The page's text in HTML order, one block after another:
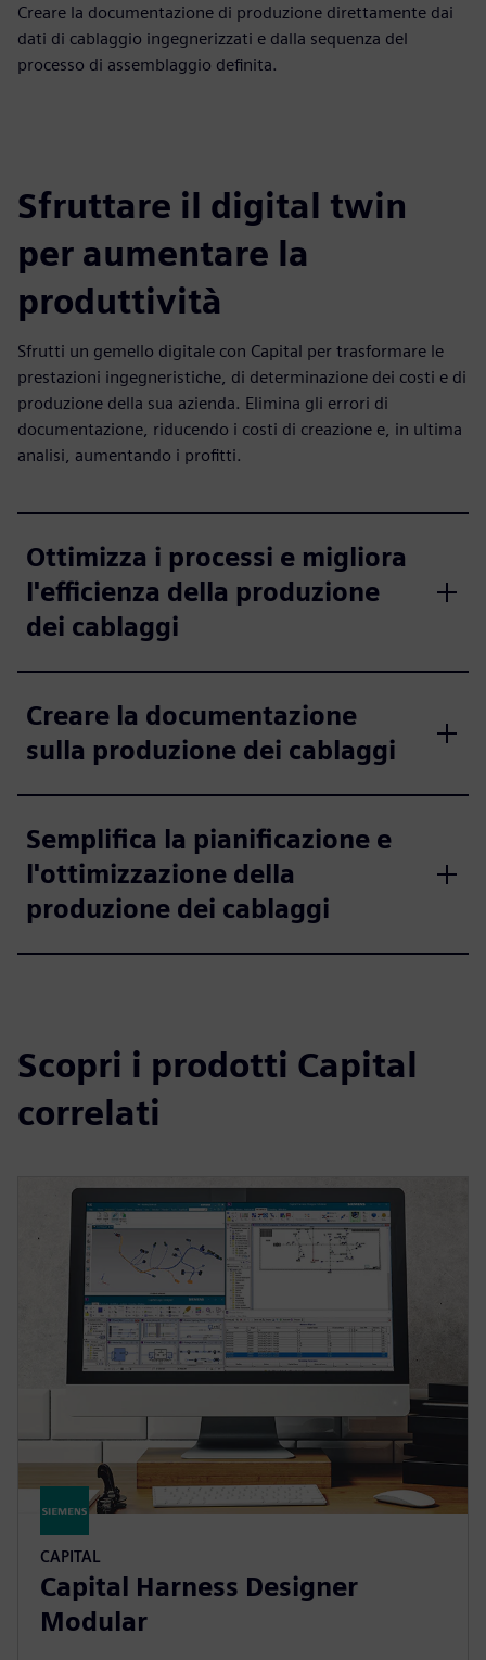
Creare la documentazione di produzione direttamente dai
dati di cablaggio ingegnerizzati e dalla sequenza del
processo di assemblaggio definita.
Sfruttare il digital twin
per aumentare la
produttività
Sfrutti un gemello digitale con Capital per trasformare le
prestazioni ingegneristiche, di determinazione dei costi e di
produzione della sua azienda. Elimina gli errori di
documentazione, riducendo i costi di creazione e, in ultima
analisi, aumentando i profitti.
Ottimizza i processi e migliora
l'efficienza della produzione
dei cablaggi
Creare la documentazione
sulla produzione dei cablaggi
Semplifica la pianificazione e
l'ottimizzazione della
produzione dei cablaggi
Scopri i prodotti Capital
correlati
CAPITAL
Capital Harness Designer
Modular